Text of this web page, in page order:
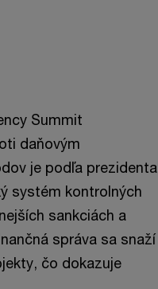
Summit
daňovým
je podľa prezidenta
systém kontrolných
sankciách a
správa sa snaží
čo dokazuje